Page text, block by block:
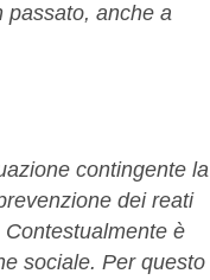
passato, anche a
contingente la
dei reati
Contestualmente è
sociale. Per questo